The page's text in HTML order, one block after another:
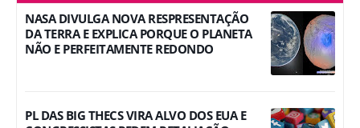
NASA DIVULGA NOVA RESPRESENTAÇÃO
DA TERRA E EXPLICA PORQUE O PLANETA
NÃO E PERFEITAMENTE REDONDO
PL DAS BIG THECS VIRA ALVO DOS EUA E